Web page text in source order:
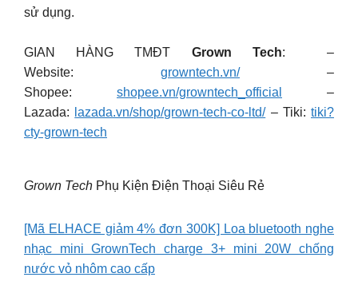
sử dụng.
GIAN HÀNG TMĐT Grown Tech: –
Website: growntech.vn/–
Shopee: shopee.vn/growntech_official
–
Lazada:
lazada.vn/shop/grown-tech-co-ltd/– Tiki: tiki?
cty-grown-tech
Grown Tech Phụ Kiện Điện Thoại Siêu Rẻ
[Mã ELHACE giảm 4% đơn 300K] Loa bluetooth nghe
nhạc mini GrownTech charge 3+ mini 20W chống
nước vỏ nhôm cao cấp